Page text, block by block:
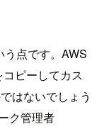
う点です。AWS
ピーしてカス
はないでしょう
ク管理者